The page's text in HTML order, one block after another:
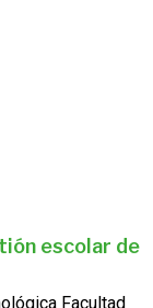
escolar de
Facultad